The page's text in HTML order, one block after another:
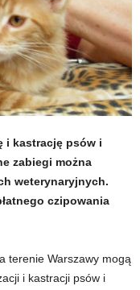
i kastrację psów i
zabiegi można
weterynaryjnych.
czipowania
terenie Warszawy mogą
i kastracji psów i